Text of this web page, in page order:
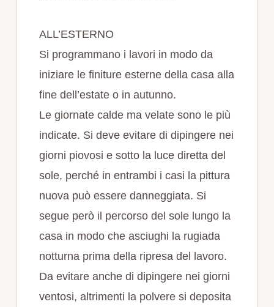
ALL’ESTERNO
Si programmano i lavori in modo da
iniziare le finiture esterne della casa alla
fine dell’estate o in autunno.
Le giornate calde ma velate sono le più
indicate. Si deve evitare di dipingere nei
giorni piovosi e sotto la luce diretta del
sole, perché in entrambi i casi la pittura
nuova può essere danneggiata. Si
segue però il percorso del sole lungo la
casa in modo che asciughi la rugiada
notturna prima della ripresa del lavoro.
Da evitare anche di dipingere nei giorni
ventosi, altrimenti la polvere si deposita